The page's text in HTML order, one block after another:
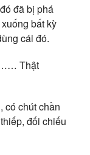
đã bị phá
bất kỳ
cái đó.
Thật
có chút chần
đối chiếu